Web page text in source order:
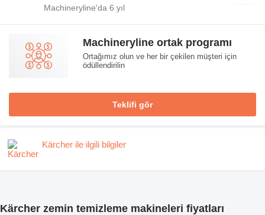
Machineryline'da 6 yıl
Machineryline ortak programı
Ortağımız olun ve her bir çekilen müşteri için
ödüllendirilin
Teklifi gör
Kärcher ile ilgili bilgiler
Kärcher zemin temizleme makineleri fiyatları